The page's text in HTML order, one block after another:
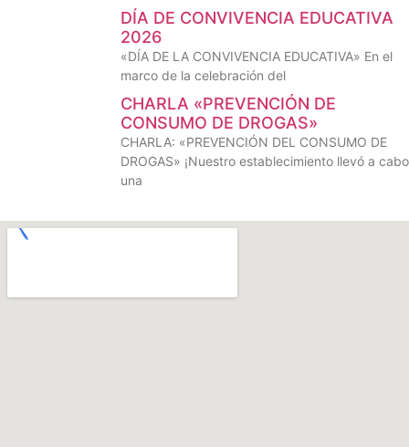
DÍA DE CONVIVENCIA EDUCATIVA
2026
«DÍA DE LA CONVIVENCIA EDUCATIVA» En el
marco de la celebración del
CHARLA «PREVENCIÓN DE
CONSUMO DE DROGAS»
CHARLA: «PREVENCIÓN DEL CONSUMO DE
DROGAS» ¡Nuestro establecimiento llevó a cabo
una